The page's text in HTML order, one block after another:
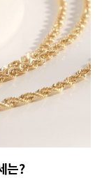
는?